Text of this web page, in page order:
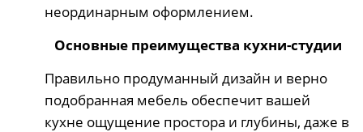
неординарным оформлением.
Основные преимущества кухни-студии
Правильно продуманный дизайн и верно
подобранная мебель обеспечит вашей
кухне ощущение простора и глубины, даже в